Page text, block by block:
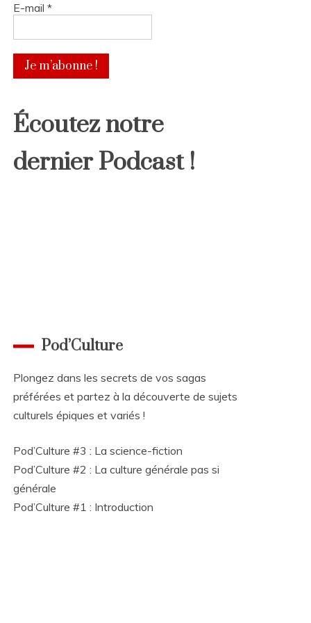
E-mail *
Écoutez notre
dernier Podcast !
Pod’Culture
Plongez dans les secrets de vos sagas
préférées et partez à la découverte de sujets
culturels épiques et variés !
Pod’Culture #3 : La science-fiction
Pod’Culture #2 : La culture générale pas si
générale
Pod’Culture #1 : Introduction